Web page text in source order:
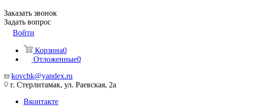
Заказать звонок
Задать вопрос
Войти
Корзина0
Отложенные0
kovchk@yandex.ru
г. Стерлитамак, ул. Раевская, 2а
Вконтакте